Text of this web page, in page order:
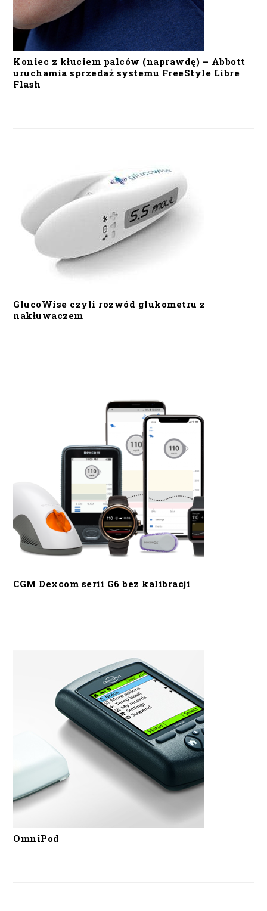
Koniec z kłuciem palców (naprawdę) – Abbott
uruchamia sprzedaż systemu FreeStyle Libre
Flash
GlucoWise czyli rozwód glukometru z
nakłuwaczem
CGM Dexcom serii G6 bez kalibracji
OmniPod